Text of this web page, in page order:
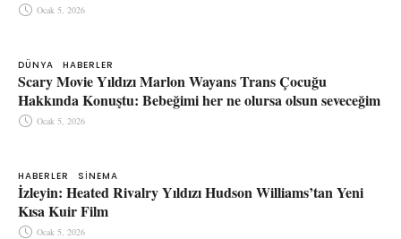
Ocak 5, 2026
DÜNYA HABERLER
Scary Movie Yıldızı Marlon Wayans Trans Çocuğu
Hakkında Konuştu: Bebeğimi her ne olursa olsun seveceğim
Ocak 5, 2026
HABERLER SINEMA
İzleyin: Heated Rivalry Yıldızı Hudson Williams’tan Yeni
Kısa Kuir Film
Ocak 5, 2026